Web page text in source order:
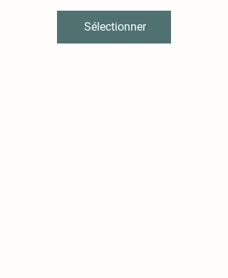
Sélectionner